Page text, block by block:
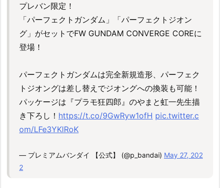
プレバン限定！
「パーフェクトガンダム」「パーフェクトジオン
グ」がセットでFW GUNDAM CONVERGE COREに
登場！
パーフェクトガンダムは完全新規造形、パーフェク
トジオングは差し替えでジオングへの換装も可能！
パッケージは『プラモ狂四郎』のやまと虹一先生描
き下ろし！ https://t.co/9GwRyw1ofH pic.twitter.c
om/LFe3YKlRoK
— プレミアムバンダイ 【公式】 (@p_bandai) May 27, 202
2